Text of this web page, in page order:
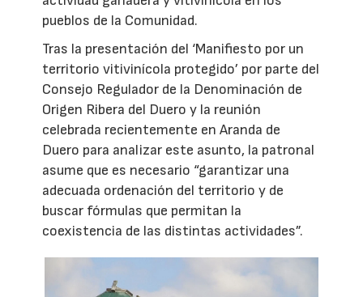
pueblos de la Comunidad.
Tras la presentación del ‘Manifiesto por un
territorio vitivinícola protegido’ por parte del
Consejo Regulador de la Denominación de
Origen Ribera del Duero y la reunión
celebrada recientemente en Aranda de
Duero para analizar este asunto, la patronal
asume que es necesario “garantizar una
adecuada ordenación del territorio y de
buscar fórmulas que permitan la
coexistencia de las distintas actividades”.